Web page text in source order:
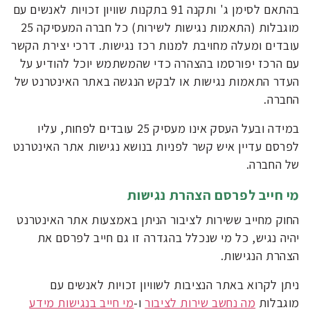
בהתאם לסימן ג' ותקנה 91 בתקנות שוויון זכויות לאנשים עם
מוגבלות (התאמות נגישות לשירות) כל חברה המעסיקה 25
עובדים ומעלה מחויבת למנות רכז נגישות. דרכי יצירת הקשר
עם הרכז יפורסמו בהצהרה כדי שהמשתמש יוכל להודיע על
העדר התאמות נגישות או לבקש הנגשה באתר האינטרנט של
החברה.
במידה ובעל העסק אינו מעסיק 25 עובדים לפחות, עליו
לפרסם עדיין איש קשר לפניות בנושא נגישות אתר האינטרנט
של החברה.
מי חייב לפרסם הצהרת נגישות
החוק מחייב ששירות לציבור הניתן באמצעות אתר האינטרנט
יהיה נגיש, כל מי שנכלל בהגדרה זו גם חייב לפרסם את
הצהרת הנגישות.
ניתן לקרוא באתר הנציבות לשוויון זכויות לאנשים עם
מוגבלות מה נחשב שירות לציבורו-מי חייב בנגישות מידע